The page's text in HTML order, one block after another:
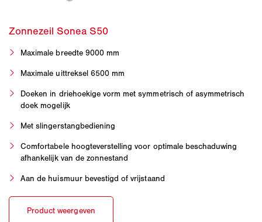
Maximale breedte 9000 mm
Maximale uittreksel 6500 mm
Doeken in driehoekige vorm met symmetrisch of asymmetrisch
doek mogelijk
Met slingerstangbediening
Comfortabele hoogteverstelling voor optimale beschaduwing
afhankelijk van de zonnestand
Aan de huismuur bevestigd of vrijstaand